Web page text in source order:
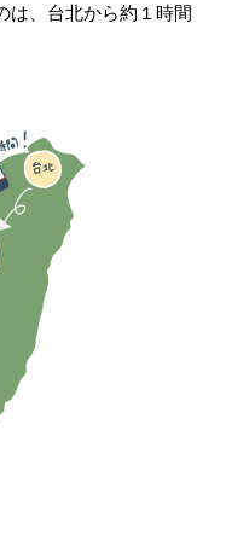
は、台北から約１時間